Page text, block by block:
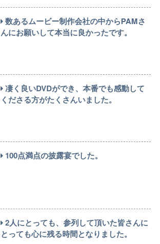
数あるムービー制作会社の中からPAMさ
んにお願いして本当に良かったです。
凄く良いDVDができ、本番でも感動して
くださる方がたくさんいました。
100点満点の披露宴でした。
2人にとっても、参列して頂いた皆さんに
とっても心に残る時間となりました。